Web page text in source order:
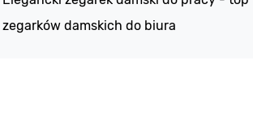
zegarków damskich do biura